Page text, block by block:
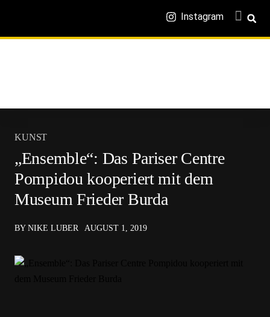
Instagram
KUNST
„Ensemble“: Das Pariser Centre
Pompidou kooperiert mit dem
Museum Frieder Burda
BY NIKE LUBER AUGUST 1, 2019